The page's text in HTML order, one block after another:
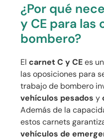
¿Por qué
y CE para las
bombero?
Elcarnet C y CEes
las oposiciones para
trabajo de bombero
vehículos pesados y
Además de la
estos carnets
vehículos de